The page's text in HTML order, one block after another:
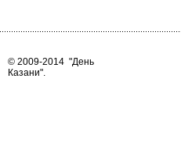
© 2009-2014 "День
Казани".